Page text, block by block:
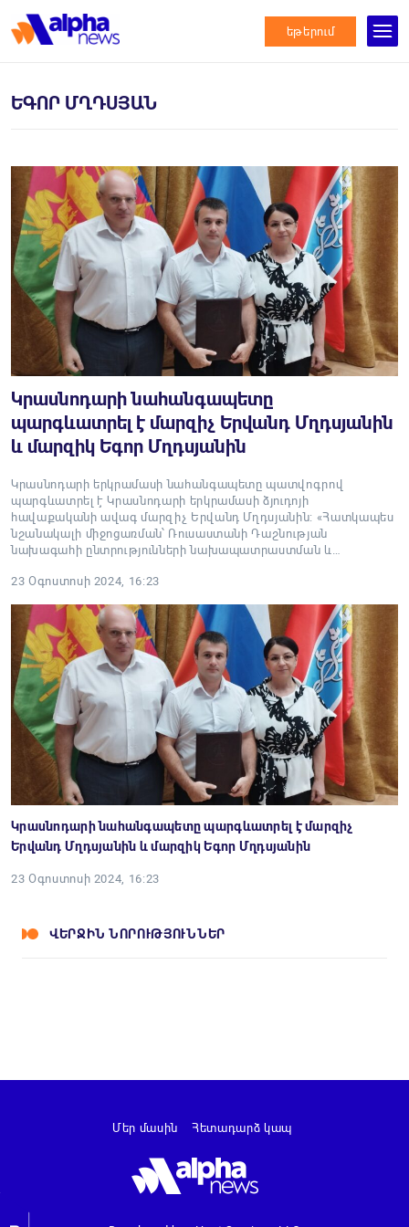
եթերում
ԵԳՈՐ ՄՂԴՍՅԱՆ
Կրասնոդարի նահանգապետը
պարգևատրել է մարզիչ Երվանդ Մղդսյանին
և մարզիկ Եգոր Մղդսյանին
Կրասնոդարի երկրամասի նահանգապետը պատվոգրով
պարգևատրել է Կրասնոդարի երկրամասի ձյուդոյի
հավաքականի ավագ մարզիչ Երվանդ Մղդսյանին: «Հատկապես
նշանակալի միջոցառման՝ Ռուսաստանի Դաշնության
նախագահի ընտրությունների նախապատրաստման և…
23 Օգոստոսի 2024, 16:23
Կրասնոդարի նահանգապետը պարգևատրել է մարզիչ
Երվանդ Մղդսյանին և մարզիկ Եգոր Մղդսյանին
23 Օգոստոսի 2024, 16:23
ՎԵՐՋԻՆ ՆՈՐՈՒԹՅՈՒՆՆԵՐ
Մեր մասին Հետադարձ կապ